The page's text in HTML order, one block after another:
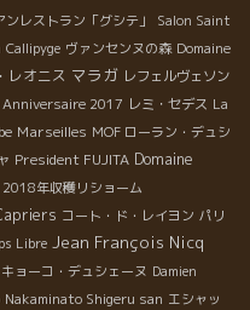
レストラン「グシテ」
Salon Saint
Callipyge ヴァンセンヌの森 Domaine
レオニス マラガ レフェルヴェソン
Anniversaire 2017 レミ・セデス La
Marseilles MOF ローラン・デュシ
President FUJITA Domaine
2018年収穫リショーム
コート・ド・レイヨン パリ
Libre Jean François Nicq
キョーコ・デュシェーヌ Damien
Nakaminato Shigeru san エシャッ